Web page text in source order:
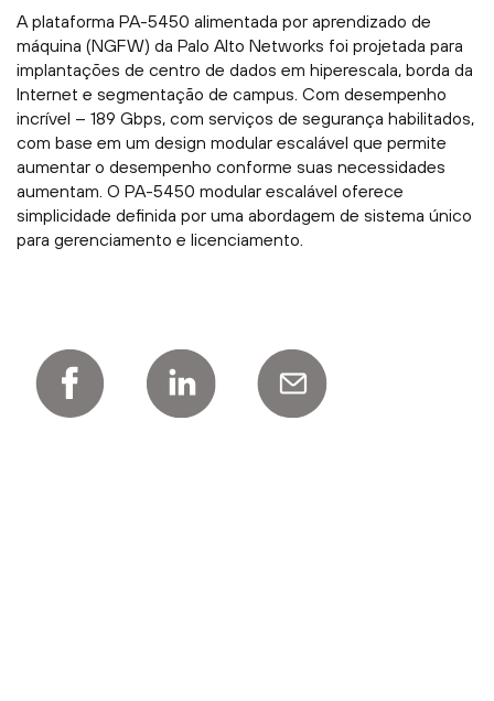
A plataforma PA-5450 alimentada por aprendizado de
máquina (NGFW) da Palo Alto Networks foi projetada para
implantações de centro de dados em hiperescala, borda da
Internet e segmentação de campus. Com desempenho
incrível – 189 Gbps, com serviços de segurança habilitados,
com base em um design modular escalável que permite
aumentar o desempenho conforme suas necessidades
aumentam. O PA-5450 modular escalável oferece
simplicidade definida por uma abordagem de sistema único
para gerenciamento e licenciamento.